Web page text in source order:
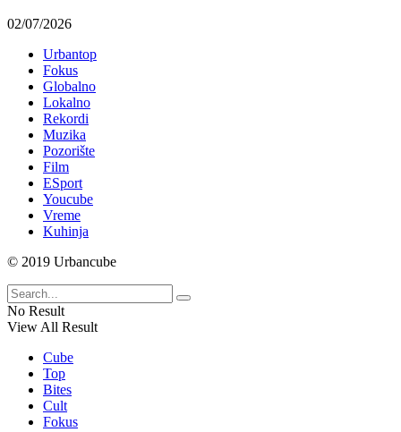
02/07/2026
Urbantop
Fokus
Globalno
Lokalno
Rekordi
Muzika
Pozorište
Film
ESport
Youcube
Vreme
Kuhinja
© 2019 Urbancube
No Result
View All Result
Cube
Top
Bites
Cult
Fokus